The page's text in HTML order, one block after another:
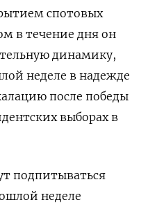
спотовых
в течение дня он
динамику,
неделе в надежде
после победы
выборах в
подпитываться
неделе